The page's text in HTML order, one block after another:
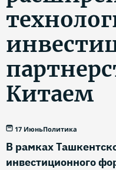
Китаем
17 ИюньПолитика
В рамках
инвестиционного